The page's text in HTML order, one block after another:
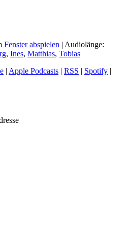
Fenster abspielen | Audiolänge:
, Ines, Matthias, Tobias
| Apple Podcasts | RSS | Spotify |